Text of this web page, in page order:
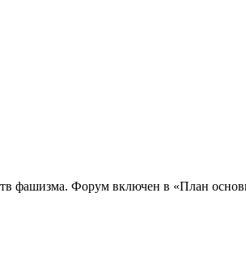
фашизма. Форум включен в «План